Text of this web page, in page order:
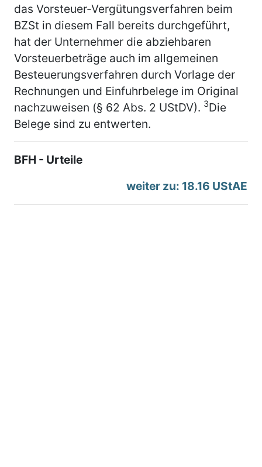
das Vorsteuer-Vergütungsverfahren beim
BZSt in diesem Fall bereits durchgeführt,
hat der Unternehmer die abziehbaren
Vorsteuerbeträge auch im allgemeinen
Besteuerungsverfahren durch Vorlage der
Rechnungen und Einfuhrbelege im Original
nachzuweisen (§ 62 Abs. 2 UStDV). 3Die
Belege sind zu entwerten.
BFH - Urteile
weiter zu: 18.16 UStAE